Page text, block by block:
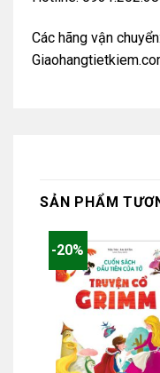
Các hãng vận
SẢN PHẨM
-20%